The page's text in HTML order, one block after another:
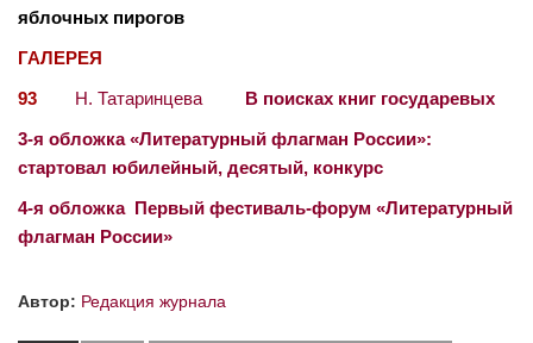
яблочных пирогов
ГАЛЕРЕЯ
93 Н. Татаринцева В поисках книг государевых
3-я обложка «Литературный флагман России»:
стартовал юбилейный, десятый, конкурс
4-я обложка Первый фестиваль-форум «Литературный
флагман России»
Автор: Редакция журнала